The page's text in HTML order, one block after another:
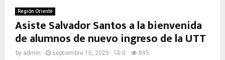
Región Oriente
Asiste Salvador Santos a la bienvenida
de alumnos de nuevo ingreso de la UTT
by admin septiembre 15, 2023 0 895